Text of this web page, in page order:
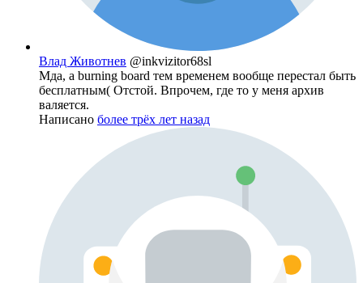
Влад Животнев @inkvizitor68sl
Мда, а burning board тем временем вообще перестал быть
бесплатным( Отстой. Впрочем, где то у меня архив
валяется.
Написано более трёх лет назад